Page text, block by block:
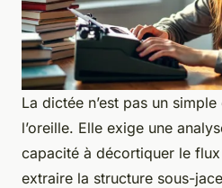
La dictée n’est pas un
l’oreille. Elle exige une
capacité à décortiquer le
extraire la structure sous-